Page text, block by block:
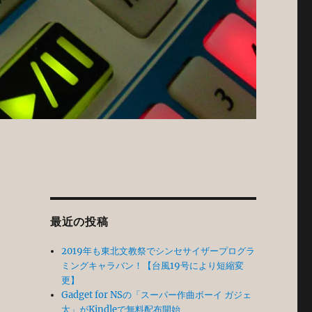
最近の投稿
2019年も東北文教祭でシンセサイザープログラ
ミングキャラバン！【台風19号により短縮変
更】
Gadget for NSの「スーパー作曲ボーイ ガジェ